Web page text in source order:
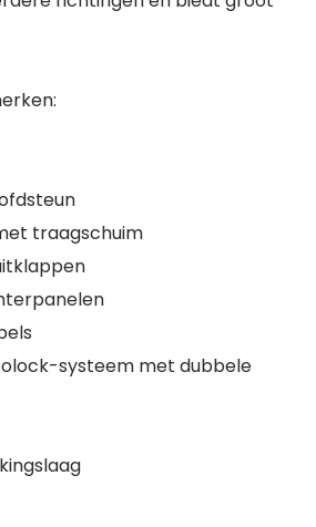
traagschuim
systeem met dubbele